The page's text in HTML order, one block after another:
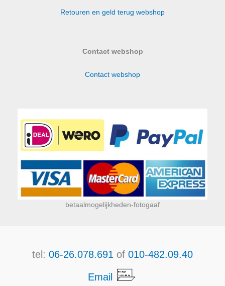
Retouren en geld terug webshop
Contact webshop
Contact webshop
betaalmogelijkheden-fotogaaf
tel: 06-26.078.691 of 010-482.09.40
Email